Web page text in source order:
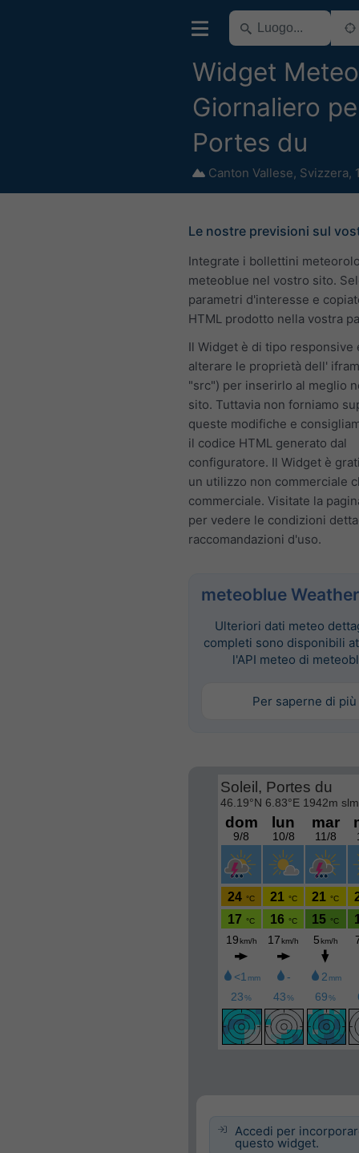
Widget Meteo
Giornaliero
Portes du
Canton Vallese, Svizzera,
Le nostre previsioni sul
Integrate i bollettini
meteoblue nel vostro sito.
parametri d'interesse e
HTML prodotto nella vostra
Il Widget è di tipo responsive
alterare le proprietà dell'
"src") per inserirlo al meglio
sito. Tuttavia non forniamo
queste modifiche e
il codice HTML generato dal
configuratore. Il Widget è
un utilizzo non commerciale
commerciale. Visitate la
per vedere le condizioni
raccomandazioni d'uso.
meteoblue
Ulteriori dati meteo
completi sono disponibili
l'API meteo di
Per saperne di più
Accedi per
questo widget.